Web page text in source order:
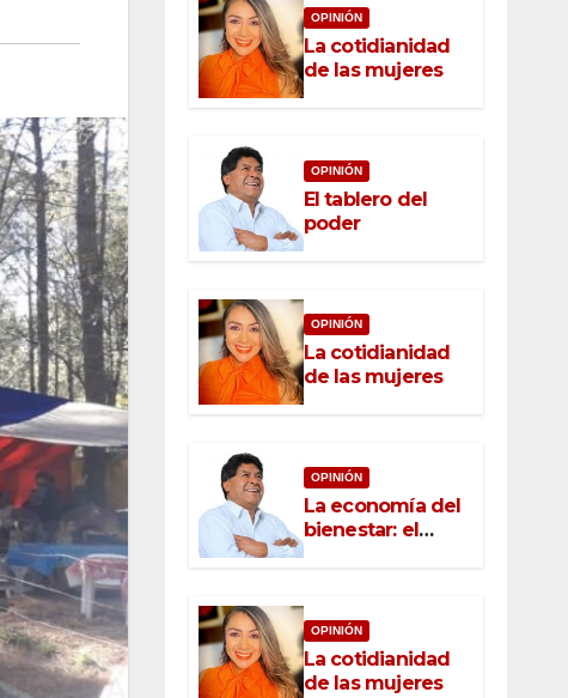
OPINIÓN
La cotidianidad
de las mujeres
OPINIÓN
El tablero del
poder
OPINIÓN
La cotidianidad
de las mujeres
OPINIÓN
La economía del
bienestar: el
nuevo rostro del
OPINIÓN
La cotidianidad
de las mujeres